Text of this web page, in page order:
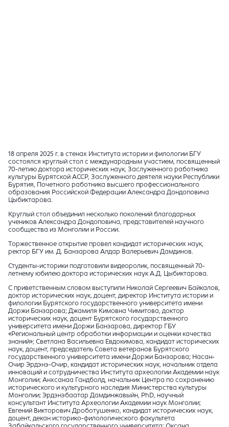
18 апреля 2025 г. в стенах Института истории и филологии БГУ
состоялся круглый стол с международным участием, посвященный
70-летию доктора исторических наук, Заслуженного работника
культуры Бурятской АССР, Заслуженного деятеля науки Республики
Бурятия, Почетного работника высшего профессионального
образования Российской Федерации Александра Дондоповича
Цыбиктарова.
Круглый стол объединил несколько поколений благодарных
учеников Александра Дондоповича, представителей научного
сообщества из Монголии и России.
Торжественное открытие провел кандидат исторических наук,
ректор БГУ им. Д. Банзарова Алдар Валерьевич Дамдинов.
Студенты-историки подготовили видеоролик, посвященный 70-
летнему юбилею доктора исторических наук А.Д. Цыбиктарова.
С приветственным словом выступили Николай Сергеевич Байкалов,
доктор исторических наук, доцент, директор Института истории и
филологии Бурятского государственного университета имени
Доржи Банзарова; Джамиля Кимовна Чимитова, доктор
исторических наук, доцент Бурятского государственного
университета имени Доржи Банзарова, директор ГБУ
«Региональный центр обработки информации и оценки качества
знаний»; Светлана Васильевна Евдокимова, кандидат исторических
наук, доцент, председатель Совета ветеранов Бурятского
государственного университета имени Доржи Банзарова; Насан-
Очир Эрдэнэ-Очир, кандидат исторических наук, начальник отдела
инноваций и сотрудничества Института археологии Академии наук
Монголии; Анхсанаа Гандболд, начальник Центра по сохранению
исторического и культурного наследия Министерства культуры
Монголии; Эрдэнэбаатар Дамдинжавыйн, PhD, научный
консультант Института Археологии Академии наук Монголии;
Евгений Викторович Дроботушенко, кандидат исторических наук,
доцент, декан историко-филологического факультета